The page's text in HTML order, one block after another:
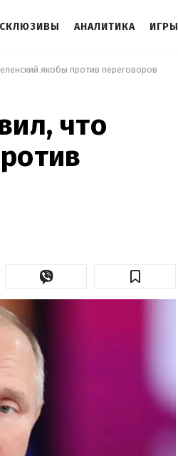
АНАЛИТИКА ИГРЫ
якобы против переговоров
что